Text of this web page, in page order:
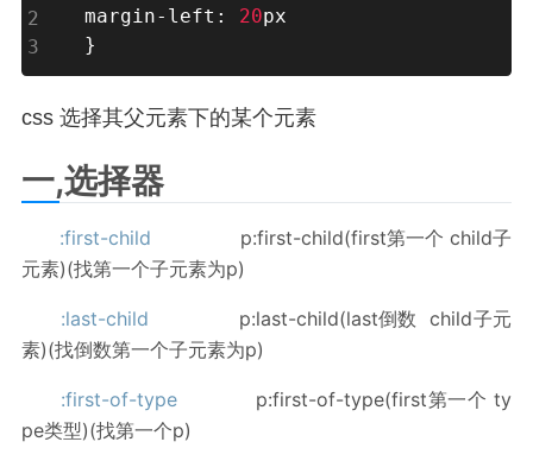
margin-left : 20
}
css 选择其父元素下的某个元素
一,选择器
:first-child p:first-child(first第一个 child子
元素)(找第一个子元素为p)
:last-child p:last-child(last倒数 child子元
素)(找倒数第一个子元素为p)
:first-of-type p:first-of-type(first第一个 ty
pe类型)(找第一个p)